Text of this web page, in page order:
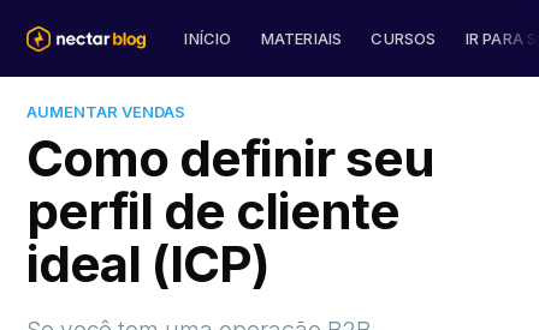
INÍCIO MATERIAIS CURSOS IR PARA
AUMENTAR VENDAS
Como definir seu
perfil de cliente
ideal (ICP)